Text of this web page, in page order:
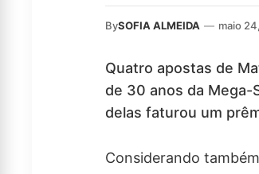
BySOFIA ALMEIDA — maio
Quatro apostas de
de 30 anos da Mega-
delas faturou um
Considerando